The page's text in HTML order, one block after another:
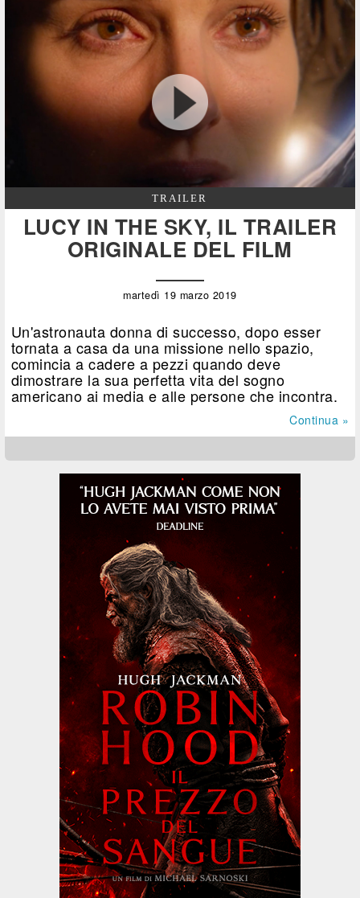
TRAILER
LUCY IN THE SKY, IL TRAILER
ORIGINALE DEL FILM
martedì 19 marzo 2019
Un'astronauta donna di successo, dopo esser
tornata a casa da una missione nello spazio,
comincia a cadere a pezzi quando deve
dimostrare la sua perfetta vita del sogno
americano ai media e alle persone che incontra.
Continua »